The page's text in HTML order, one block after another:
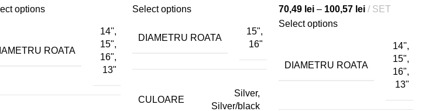
options
ROATA
14'',
15",
16",
13"
Select options
DIAMETRU ROATA
15",
16"
CULOARE
Silver,
Silver/black
70,49 lei– 100,57 lei
SET
Select options
DIAMETRU ROATA
14'',
15",
16",
13"